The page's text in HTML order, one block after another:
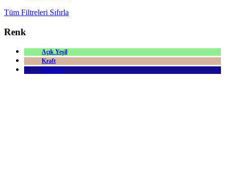
Tüm Filtreleri Sıfırla
Renk
Açık Yeşil
Kraft
Lacivert